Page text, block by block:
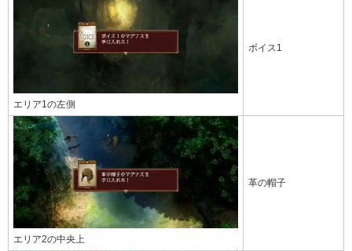
エリア1の左側
ボイス1
エリア2の中央上
革の帽子